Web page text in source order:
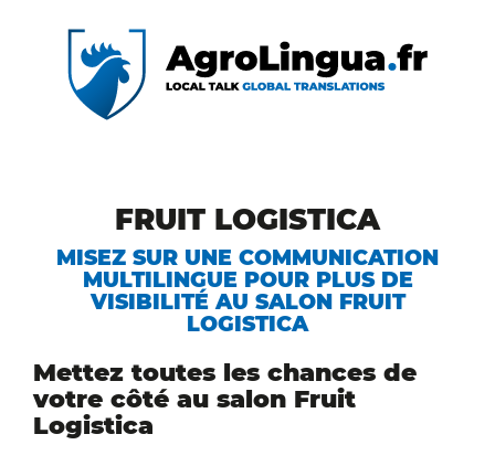
FRUIT LOGISTICA
MISEZ SUR UNE COMMUNICATION
MULTILINGUE POUR PLUS DE
VISIBILITÉ AU SALON FRUIT
LOGISTICA
Mettez toutes les chances de
votre côté au salon Fruit
Logistica